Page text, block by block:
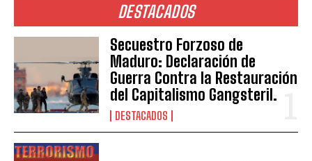
DESTACADOS
Secuestro Forzoso de
Maduro: Declaración de
Guerra Contra la Restauración
del Capitalismo Gangsteril.
DESTACADOS